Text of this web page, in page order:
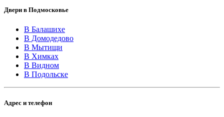
Двери в Подмосковье
В Балашихе
В Домодедово
В Мытищи
В Химках
В Видном
В Подольске
Адрес и телефон